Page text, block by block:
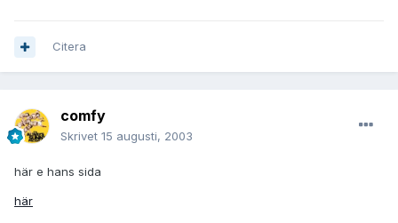
Citera
comfy
Skrivet 15 augusti, 2003
här e hans sida
här